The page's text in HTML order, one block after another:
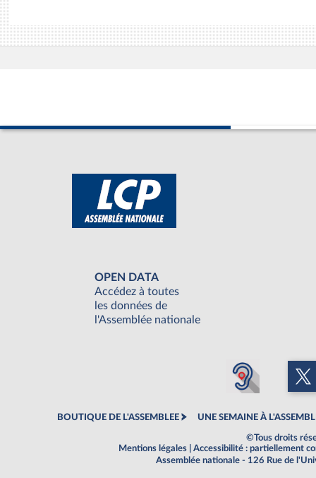
OPEN DATA
Accédez à toutes
les données de
l'Assemblée nationale
BOUTIQUE DE L'ASSEMBLEE UNE SEMAINE À
©Tous droits
Mentions légales
Accessibilité : partiellement
Assemblée nationale - 126 Rue de